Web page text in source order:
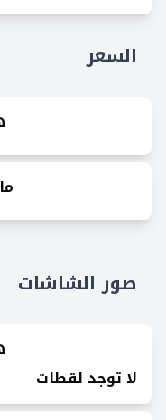
السعر
صور الشاشات
لا توجد لقطات